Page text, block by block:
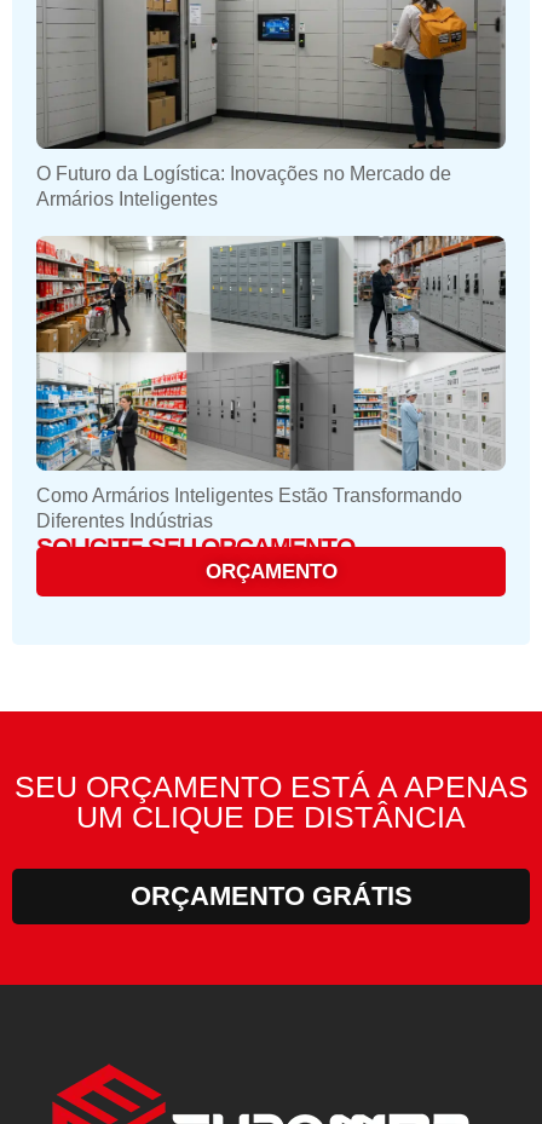
O Futuro da Logística: Inovações no Mercado de
Armários Inteligentes
Como Armários Inteligentes Estão Transformando
Diferentes Indústrias
SOLICITE SEU ORÇAMENTO
ORÇAMENTO
SEU ORÇAMENTO ESTÁ A APENAS
UM CLIQUE DE DISTÂNCIA
ORÇAMENTO GRÁTIS